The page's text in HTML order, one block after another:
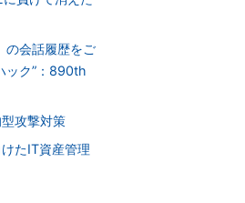
の会話履歴をご
ック”：890th
攻撃対策
たIT資産管理